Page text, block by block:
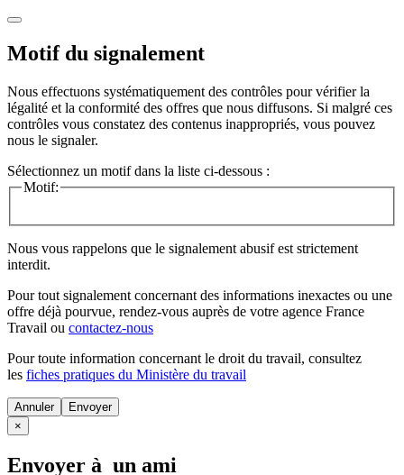
Motif du signalement
Nous effectuons systématiquement des contrôles pour vérifier la
légalité et la conformité des offres que nous diffusons. Si malgré ces
contrôles vous constatez des contenus inappropriés, vous pouvez
nous le signaler.
Sélectionnez un motif dans la liste ci-dessous :
Motif:
Nous vous rappelons que le signalement abusif est strictement
interdit.
Pour tout signalement concernant des informations inexactes ou une
offre déjà pourvue, rendez-vous auprès de votre agence France
Travail ou contactez-nous
Pour toute information concernant le droit du travail, consultez
les fiches pratiques du Ministère du travail
Annuler
×
Envoyer à un ami